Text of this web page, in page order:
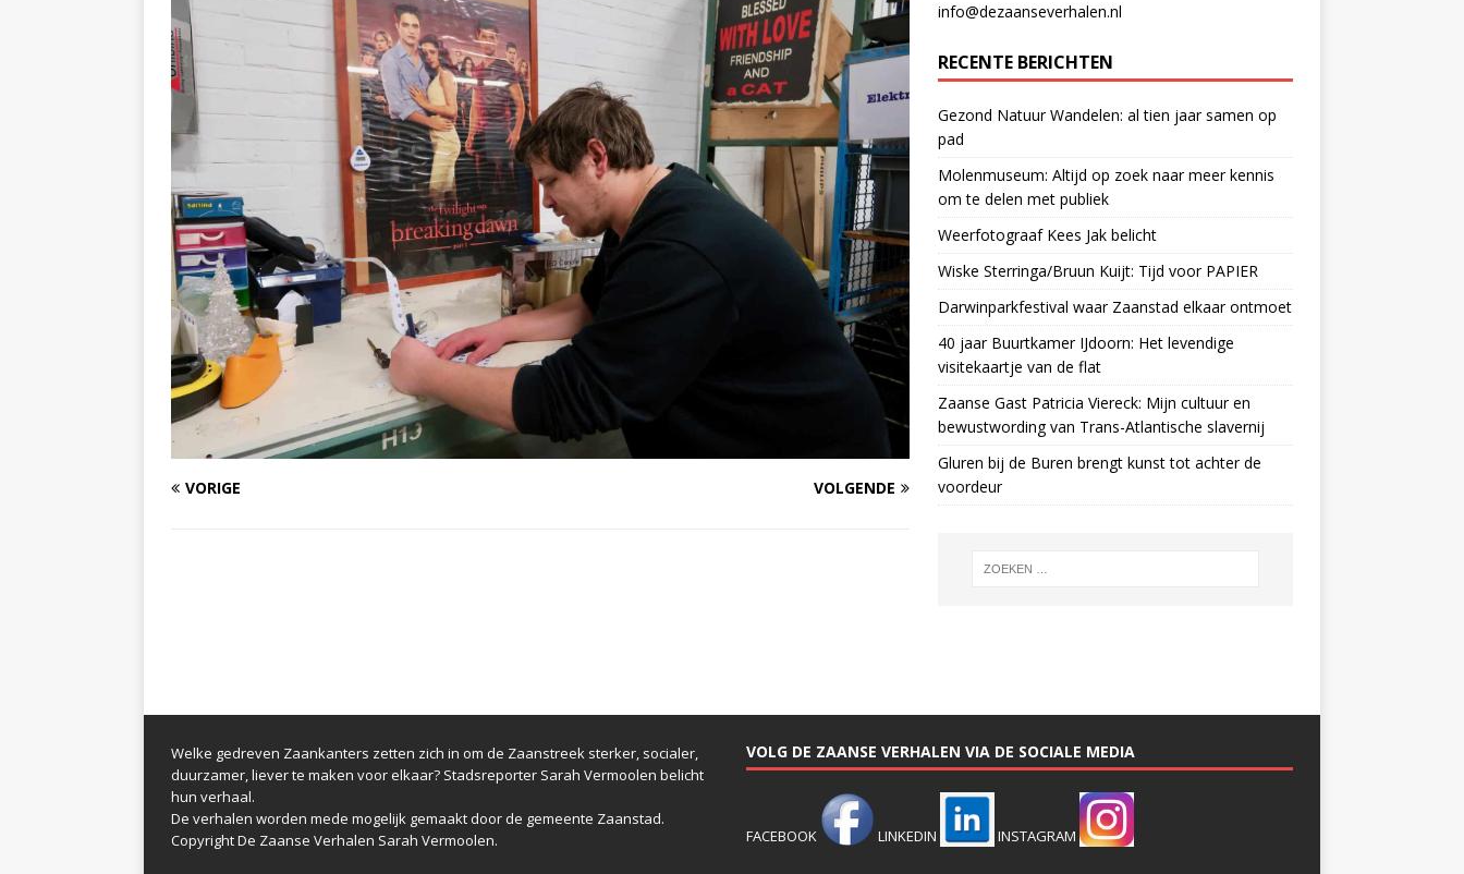
VORIGE VOLGENDE
info@dezaanseverhalen.nl
RECENTE BERICHTEN
Gezond Natuur Wandelen: al tien jaar samen op
pad
Molenmuseum: Altijd op zoek naar meer kennis
om te delen met publiek
Weerfotograaf Kees Jak belicht
Wiske Sterringa/Bruun Kuijt: Tijd voor PAPIER
Darwinparkfestival waar Zaanstad elkaar ontmoet
40 jaar Buurtkamer IJdoorn: Het levendige
visitekaartje van de flat
Zaanse Gast Patricia Viereck: Mijn cultuur en
bewustwording van Trans-Atlantische slavernij
Gluren bij de Buren brengt kunst tot achter de
voordeur
Welke gedreven Zaankanters zetten zich in om de Zaanstreek sterker, socialer,
duurzamer, liever te maken voor elkaar? Stadsreporter Sarah Vermoolen belicht
hun verhaal.
De verhalen worden mede mogelijk gemaakt door de gemeente Zaanstad.
Copyright De Zaanse Verhalen Sarah Vermoolen.
VOLG DE ZAANSE VERHALEN VIA DE SOCIALE MEDIA
FACEBOOK LINKEDIN INSTAGRAM